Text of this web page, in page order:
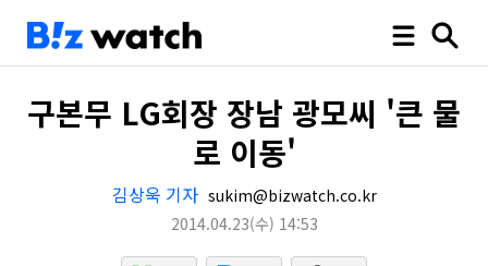
구본무 LG회장 장남 광모씨 '큰 물
로 이동'
김상욱 기자 sukim@bizwatch.co.kr
2014.04.23(수) 14:53